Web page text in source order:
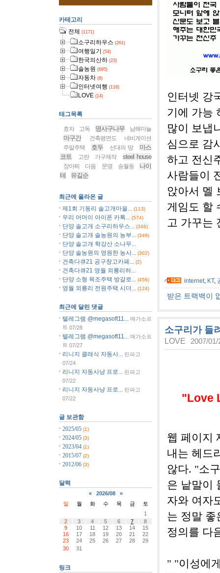
인터넷 강
기에 가능
많이 보냅
심으로 감
하고 전신
사람들이
앉아서 멜
게임도 할
고 가꾸는
internet, KT,
받은 트랙백이
소구리가 들
LOVE 2007/
"Love
웹 페이지
내는 헤드
않다. "소
은 낱말이
자와 여자
는 정말 좋
정의를 다
" "이성에
카테고리
전체 (1171)
소구리하우스 (261)
여행일기 (54)
한국의산하 (23)
솔농원 (695)
자동차 (8)
인터넷여행 (116)
LOVE (14)
태그목록
효자 고독 명사구나무 남해마늘
마구간 건축평면도
네비게이션
주말주택
호두 선대의 땅
마스
코트
고란 가구제작 steel house
장아찌 다음 문명 송월동
나이
테
유길순
최근에 올라온 글
제1회 기동리 솔고개마을...
(113)
우리 어머이 아이폰 카톡... (574)
단양 솔고개 소구리하우스... (346)
단양 솔고개 솔농원의 농부... (349)
단양 솔고개 학강산 소나무...
단양 솔농원의 영원한 농사...
(302)
건축다큐21 공구창고카페... (2)
건축다큐21 영월 외룡리하...
단양 소형 목조주택 방갈로...
(456)
영월 외룡리 전원주택 시더... (124)
최근에 달린 댓글
텔레그램 @megasoft11...
매가소프
트 07/28
텔레그램 @megasoft11... 매가소프
트 07/27
리니지 클래식 자동사...
린파고
07/24
리니지 자동사냥 프로...
린파고
07/22
리니지 자동사냥 프로...
린파고
07/22
글 보관함
2025/05 (1)
2024/05 (3)
2023/04 (1)
2015/07 (2)
2012/06 (3)
달력
« 2026/08
»
일
월 화 수 목 금
토
1
2
3 4 5 6 7
8
9
10 11 12 13 14
15
16
17 18 19 20 21
22
23
24 25 26 27 28
29
30
31
링크